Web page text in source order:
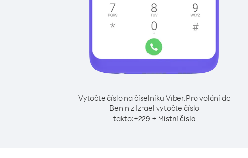
Vytočte číslo na číselníku Viber.Pro volání do
Benin z Izrael vytočte číslo
takto:+229 + Místní číslo